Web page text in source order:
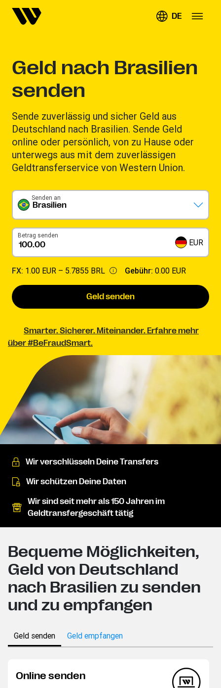
DE
Geld nach Brasilien
senden
Sende zuverlässig und sicher Geld aus
Deutschland nach Brasilien. Sende Geld
online oder persönlich, von zu Hause oder
unterwegs aus mit dem zuverlässigen
Geldtransferservice von Western Union.
Brasilien
Senden an
Betrag senden
EUR
FX: 1.00 EUR – 5.7855 BRL Gebühr: 0.00 EUR
Geld senden
Smarter. Sicherer. Miteinander. Erfahre mehr
über #BeFraudSmart.
Wir verschlüsseln Deine Transfers
Wir schützen Deine Daten
Wir sind seit mehr als 150 Jahren im
Geldtransfergeschäft tätig
Bequeme Möglichkeiten,
Geld von Deutschland
nach Brasilien zu senden
und zu empfangen
Geld senden Geld empfangen
Online senden